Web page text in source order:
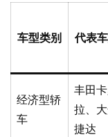
车型类别 代表
经济型轿
车
丰田
拉、
捷达